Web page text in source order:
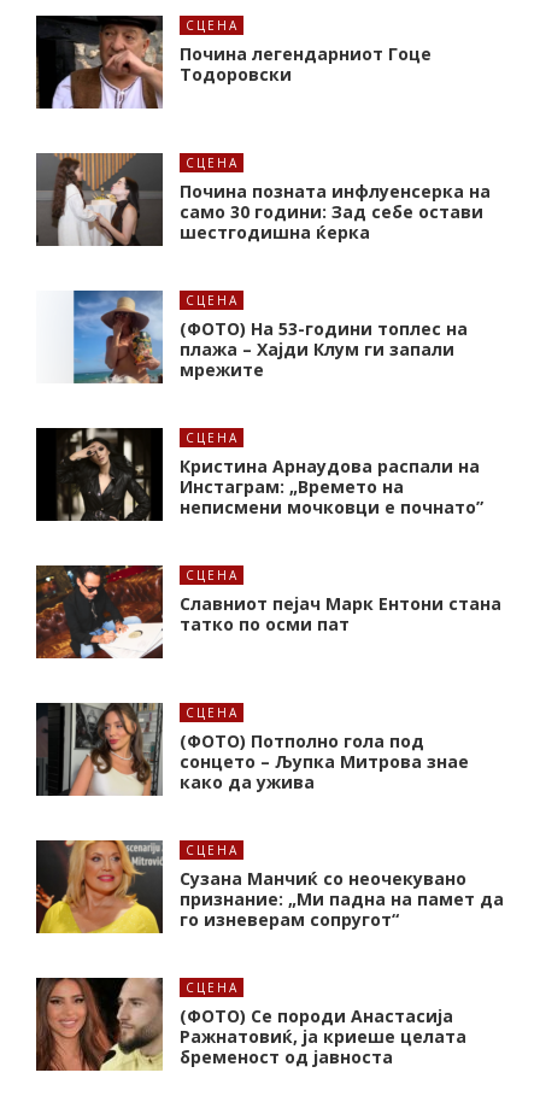
СЦЕНА
Почина легендарниот Гоце
Тодоровски
СЦЕНА
Почина позната инфлуенсерка на
само 30 години: Зад себе остави
шестгодишна ќерка
СЦЕНА
(ФОТО) На 53-години топлес на
плажа – Хајди Клум ги запали
мрежите
СЦЕНА
Кристина Арнаудова распали на
Инстаграм: „Времето на
неписмени мочковци е почнато”
СЦЕНА
Славниот пејач Марк Ентони стана
татко по осми пат
СЦЕНА
(ФОТО) Потполно гола под
сонцето – Љупка Митрова знае
како да ужива
СЦЕНА
Сузана Манчиќ со неочекувано
признание: „Ми падна на памет да
го изневерам сопругот“
СЦЕНА
(ФОТО) Се породи Анастасија
Ражнатовиќ, ја криеше целата
бременост од јавноста